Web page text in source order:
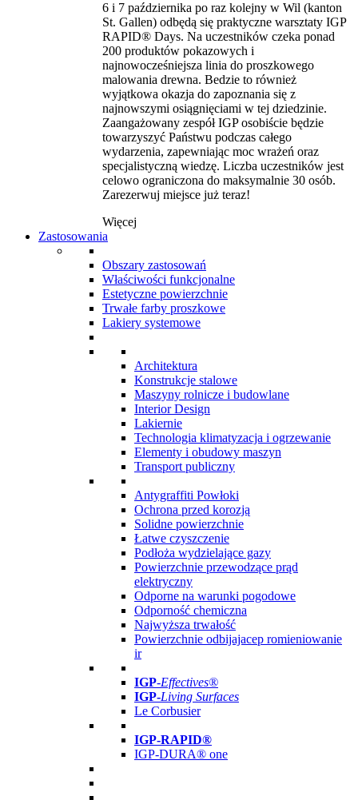
6 i 7 października po raz kolejny w Wil (kanton
St. Gallen) odbędą się praktyczne warsztaty IGP
RAPID® Days. Na uczestników czeka ponad
200 produktów pokazowych i
najnowocześniejsza linia do proszkowego
malowania drewna. Bedzie to również
wyjątkowa okazja do zapoznania się z
najnowszymi osiągnięciami w tej dziedzinie.
Zaangażowany zespół IGP osobiście będzie
towarzyszyć Państwu podczas całego
wydarzenia, zapewniając moc wrażeń oraz
specjalistyczną wiedzę. Liczba uczestników jest
celowo ograniczona do maksymalnie 30 osób.
Zarezerwuj miejsce już teraz!
Więcej
Zastosowania
Obszary zastosowań
Właściwości funkcjonalne
Estetyczne powierzchnie
Trwałe farby proszkowe
Lakiery systemowe
Architektura
Konstrukcje stalowe
Maszyny rolnicze i budowlane
Interior Design
Lakiernie
Technologia klimatyzacja i ogrzewanie
Elementy i obudowy maszyn
Transport publiczny
Antygraffiti Powłoki
Ochrona przed korozją
Solidne powierzchnie
Łatwe czyszczenie
Podłoża wydzielające gazy
Powierzchnie przewodzące prąd
elektryczny
Odporne na warunki pogodowe
Odporność chemiczna
Najwyższa trwałość
Powierzchnie odbijajacep romieniowanie
ir
IGP-Effectives®
IGP-Living Surfaces
Le Corbusier
IGP-RAPID®
IGP-DURA® one